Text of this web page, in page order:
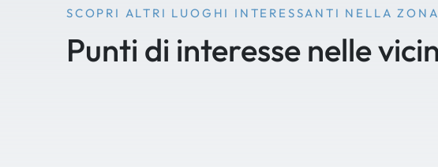
SCOPRI ALTRI LUOGHI INTERESSANTI NELLA ZONA
Punti di interesse nelle